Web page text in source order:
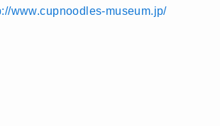
www.cupnoodles-museum.jp/